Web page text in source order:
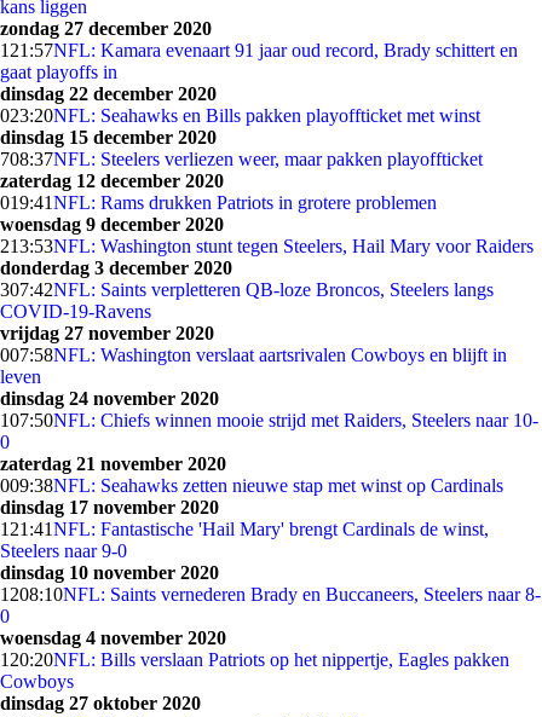
kans liggen
zondag 27 december 2020
1 21:57NFL: Kamara evenaart 91 jaar oud record, Brady schittert en
gaat playoffs in
dinsdag 22 december 2020
023:20NFL: Seahawks en Bills pakken playoffticket met winst
dinsdag 15 december 2020
708:37NFL: Steelers verliezen weer, maar pakken playoffticket
zaterdag 12 december 2020
019:41NFL: Rams drukken Patriots in grotere problemen
woensdag 9 december 2020
213:53NFL: Washington stunt tegen Steelers, Hail Mary voor Raiders
donderdag 3 december 2020
307:42NFL: Saints verpletteren QB-loze Broncos, Steelers langs
COVID-19-Ravens
vrijdag 27 november 2020
007:58NFL: Washington verslaat aartsrivalen Cowboys en blijft in
leven
dinsdag 24 november 2020
107:50NFL: Chiefs winnen mooie strijd met Raiders, Steelers naar 10-
0
zaterdag 21 november 2020
009:38NFL: Seahawks zetten nieuwe stap met winst op Cardinals
dinsdag 17 november 2020
1 21:41NFL: Fantastische 'Hail Mary' brengt Cardinals de winst,
Steelers naar 9-0
dinsdag 10 november 2020
1208:10NFL: Saints vernederen Brady en Buccaneers, Steelers naar 8-
0
woensdag 4 november 2020
1 20:20NFL: Bills verslaan Patriots op het nippertje, Eagles pakken
Cowboys
dinsdag 27 oktober 2020